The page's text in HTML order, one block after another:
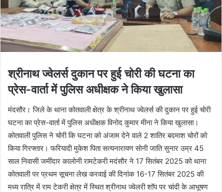
श्रीनाथ ज्वेलर्स दुकान पर हुई चोरी की घटना का
प्रेस-वार्ता में पुलिस अधीक्षक ने किया खुलासा
मंदसौर। जिले के थाना कोतवाली क्षेत्र के श्रीनाथ ज्वेलर्स की दुकान पर हुई चोरी
घटना का प्रेस-वार्ता में पुलिस अधीक्षक विनोद कुमार मीना ने किया खुलासा।
कोतवाली पुलिस ने चोरी कि घटना को अंजाम देने वाले 2 शातिर बदमाश चोरों को
किया गिरफ्तार। फरियादी मुकेश पिता सत्यनारायण सोनी जाति सुनार उम्र 45
साल निवासी जमींदार कालोनी रामटेकरी मदंसौर ने 17 सितंबर 2025 को थाना
कोतवाली पर प्रथम सूचना लेख करवा‌ई की दिनांक 16-17 सितंबर 2025 की
मध्य रात्रि में राम टेकरी क्षेत्र में स्थित श्रीनाथ ज्वेलरी शॉप पर चांदी के आभूषण